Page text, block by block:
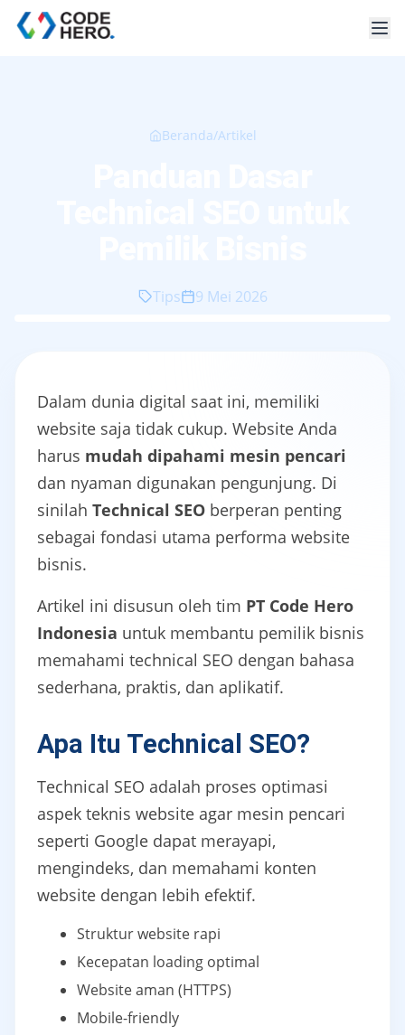
Beranda/Artikel
Tips 9 Mei 2026
Dalam dunia digital saat ini, memiliki
website saja tidak cukup. Website Anda
harus mudah dipahami mesin pencari
dan nyaman digunakan pengunjung. Di
sinilah Technical SEO berperan penting
sebagai fondasi utama performa website
bisnis.
Artikel ini disusun oleh tim PT Code Hero
Indonesia untuk membantu pemilik bisnis
memahami technical SEO dengan bahasa
sederhana, praktis, dan aplikatif.
Apa Itu Technical SEO?
Technical SEO adalah proses optimasi
aspek teknis website agar mesin pencari
seperti Google dapat merayapi,
mengindeks, dan memahami konten
website dengan lebih efektif.
Struktur website rapi
Kecepatan loading optimal
Website aman (HTTPS)
Mobile-friendly